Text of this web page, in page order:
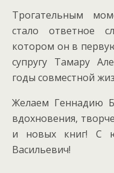
Трогательным
стало ответное
котором он в
супругу Тамару
годы совместной
Желаем Геннадию
вдохновения,
и новых книг! С
Васильевич!